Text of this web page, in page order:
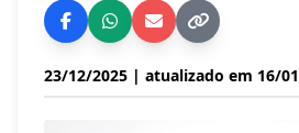
23/12/2025 | atualizado em 16/